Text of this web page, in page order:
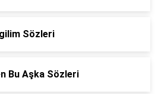
Sözleri
Bu Aşka Sözleri